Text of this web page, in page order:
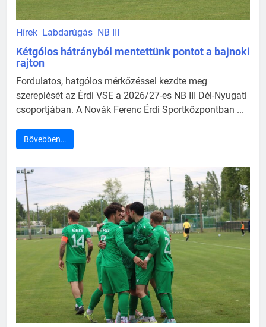
Hírek Labdarúgás NB III
Kétgólos hátrányból mentettünk pontot a bajnoki
rajton
Fordulatos, hatgólos mérkőzéssel kezdte meg
szereplését az Érdi VSE a 2026/27-es NB III Dél-Nyugati
csoportjában. A Novák Ferenc Érdi Sportközpontban ...
Bővebben…